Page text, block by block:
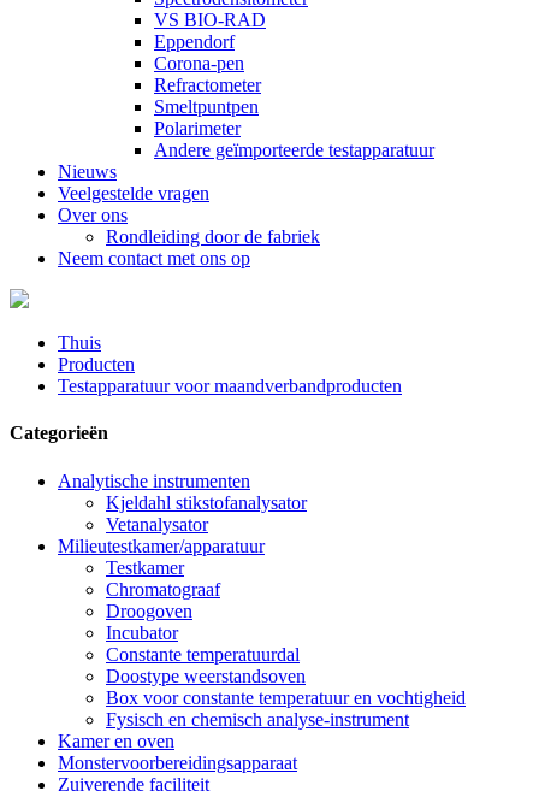
VS BIO-RAD
Eppendorf
Corona-pen
Refractometer
Smeltpuntpen
Polarimeter
Andere geïmporteerde testapparatuur
Nieuws
Veelgestelde vragen
Over ons
Rondleiding door de fabriek
Neem contact met ons op
Thuis
Producten
Testapparatuur voor maandverbandproducten
Categorieën
Analytische instrumenten
Kjeldahl stikstofanalysator
Vetanalysator
Milieutestkamer/apparatuur
Testkamer
Chromatograaf
Droogoven
Incubator
Constante temperatuurdal
Doostype weerstandsoven
Box voor constante temperatuur en vochtigheid
Fysisch en chemisch analyse-instrument
Kamer en oven
Monstervoorbereidingsapparaat
Zuiverende faciliteit